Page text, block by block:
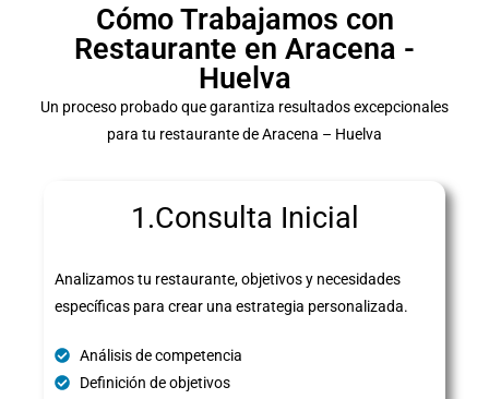
Cómo Trabajamos con
Restaurante en Aracena -
Huelva
Un proceso probado que garantiza resultados excepcionales
para tu restaurante de Aracena – Huelva
1.Consulta Inicial
Analizamos tu restaurante, objetivos y necesidades
específicas para crear una estrategia personalizada.
Análisis de competencia
Definición de objetivos